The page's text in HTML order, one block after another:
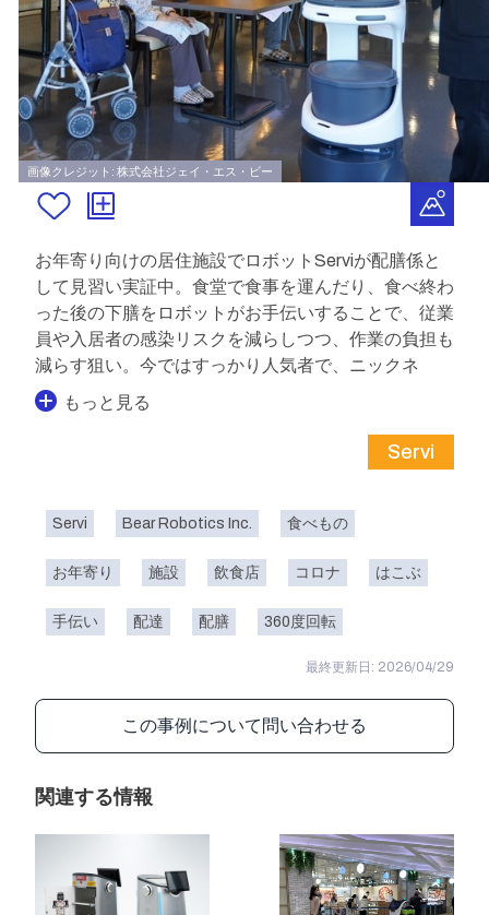
画像クレジット: 株式会社ジェイ・エス・ビー
お年寄り向けの居住施設でロボットServiが配膳係と
して見習い実証中。食堂で食事を運んだり、食べ終わ
った後の下膳をロボットがお手伝いすることで、従業
員や入居者の感染リスクを減らしつつ、作業の負担も
減らす狙い。今ではすっかり人気者で、ニックネ
もっと見る
Servi
Servi Bear Robotics Inc. 食べもの
お年寄り 施設 飲食店 コロナ はこぶ
手伝い 配達 配膳 360度回転
最終更新日: 2026/04/29
この事例について問い合わせる
関連する情報